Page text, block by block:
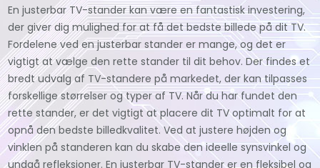
En justerbar TV-stander kan være en fantastisk investering,
der giver dig mulighed for at få det bedste billede på dit TV.
Fordelene ved en justerbar stander er mange, og det er
vigtigt at vælge den rette stander til dit behov. Der findes et
bredt udvalg af TV-standere på markedet, der kan tilpasses
forskellige størrelser og typer af TV. Når du har fundet den
rette stander, er det vigtigt at placere dit TV optimalt for at
opnå den bedste billedkvalitet. Ved at justere højden og
vinklen på standeren kan du skabe den ideelle synsvinkel og
undgå refleksioner. En justerbar TV-stander er en fleksibel og